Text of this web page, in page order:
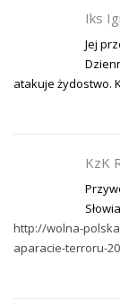
Iks
Jej
atakuje żydostwo.
KzK
http://wolna-
aparacie-terroru-